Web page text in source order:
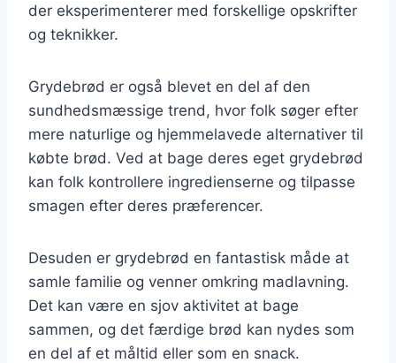
der eksperimenterer med forskellige opskrifter
og teknikker.
Grydebrød er også blevet en del af den
sundhedsmæssige trend, hvor folk søger efter
mere naturlige og hjemmelavede alternativer til
købte brød. Ved at bage deres eget grydebrød
kan folk kontrollere ingredienserne og tilpasse
smagen efter deres præferencer.
Desuden er grydebrød en fantastisk måde at
samle familie og venner omkring madlavning.
Det kan være en sjov aktivitet at bage
sammen, og det færdige brød kan nydes som
en del af et måltid eller som en snack.